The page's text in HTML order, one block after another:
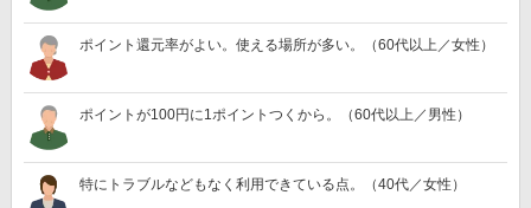
ポイント還元率がよい。使える場所が多い。（60代以上／女性）
ポイントが100円に1ポイントつくから。（60代以上／男性）
特にトラブルなどもなく利用できている点。（40代／女性）